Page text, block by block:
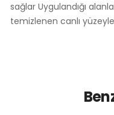
sağlar Uygulandığı
temizlenen canlı